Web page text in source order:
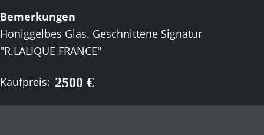
Bemerkungen
Honiggelbes Glas. Geschnittene Signatur
"R.LALIQUE FRANCE"
Kaufpreis: 2500 €